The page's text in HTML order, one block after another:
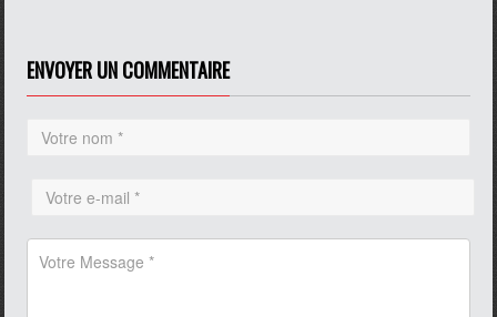
ENVOYER UN COMMENTAIRE